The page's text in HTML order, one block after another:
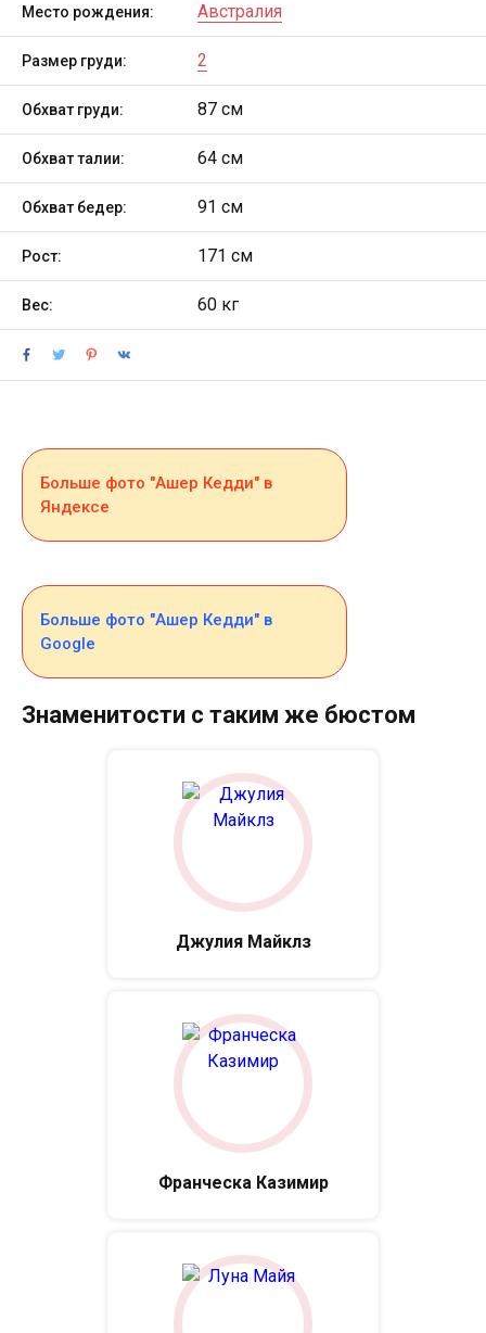
Место рождения: Австралия
Размер груди: 2
Обхват груди: 87 см
Обхват талии: 64 см
Обхват бедер: 91 см
Рост: 171 см
Вес: 60 кг
Больше фото "Ашер Кедди" в
Яндексе
Больше фото "Ашер Кедди" в
Google
Знаменитости с таким же бюстом
Джулия Майклз
Франческа Казимир